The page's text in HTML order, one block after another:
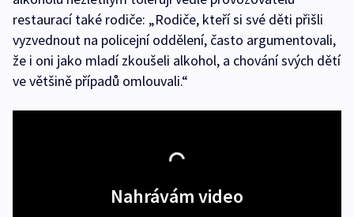
restaurací také rodiče: „Rodiče, kteří si své děti přišli
vyzvednout na policejní oddělení, často argumentovali,
že i oni jako mladí zkoušeli alkohol, a chování svých dětí
ve většině případů omlouvali.“
Nahrávám video